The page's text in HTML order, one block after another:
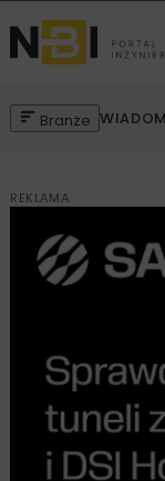
Branże
REKLAMA